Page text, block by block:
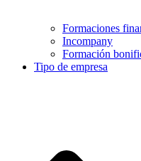
Formaciones
Incompany
Formación
Tipo de empresa